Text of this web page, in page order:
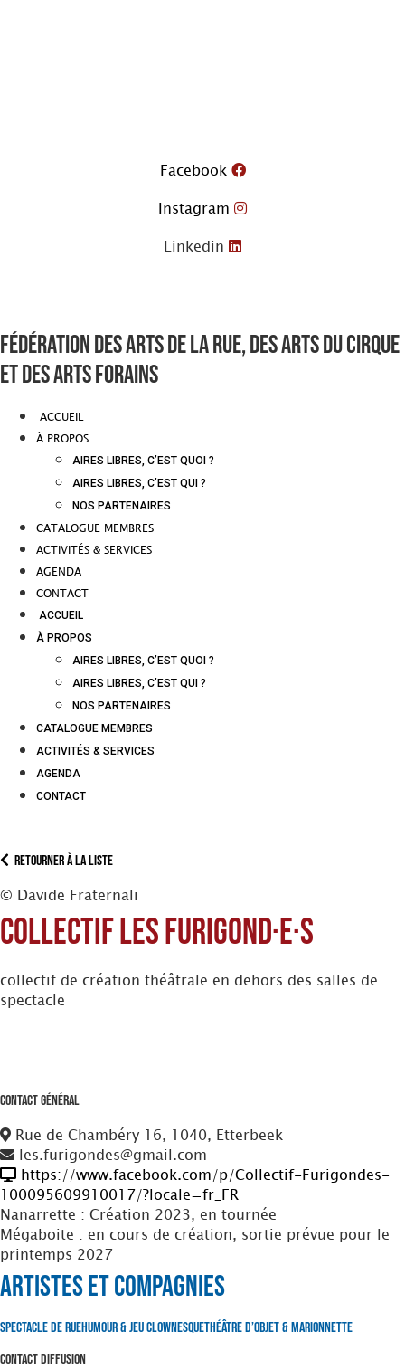
Facebook
Instagram
Linkedin
Fédération des arts de la rue, des arts du cirque
et des arts forains
ACCUEIL
À PROPOS
AIRES LIBRES, C’EST QUOI ?
AIRES LIBRES, C’EST QUI ?
NOS PARTENAIRES
CATALOGUE MEMBRES
ACTIVITÉS & SERVICES
AGENDA
CONTACT
ACCUEIL
À PROPOS
AIRES LIBRES, C’EST QUOI ?
AIRES LIBRES, C’EST QUI ?
NOS PARTENAIRES
CATALOGUE MEMBRES
ACTIVITÉS & SERVICES
AGENDA
CONTACT
Retourner à la liste
© Davide Fraternali
Collectif les Furigond·e·s
collectif de création théâtrale en dehors des salles de
spectacle
Contact Général
Rue de Chambéry 16, 1040, Etterbeek
les.furigondes@gmail.com
https://www.facebook.com/p/Collectif-Furigondes-
100095609910017/?locale=fr_FR
Nanarrette : Création 2023, en tournée
Mégaboite : en cours de création, sortie prévue pour le
printemps 2027
Artistes et Compagnies
Spectacle de RueHumour & Jeu clownesqueThéâtre d’Objet & Marionnette
Contact Diffusion